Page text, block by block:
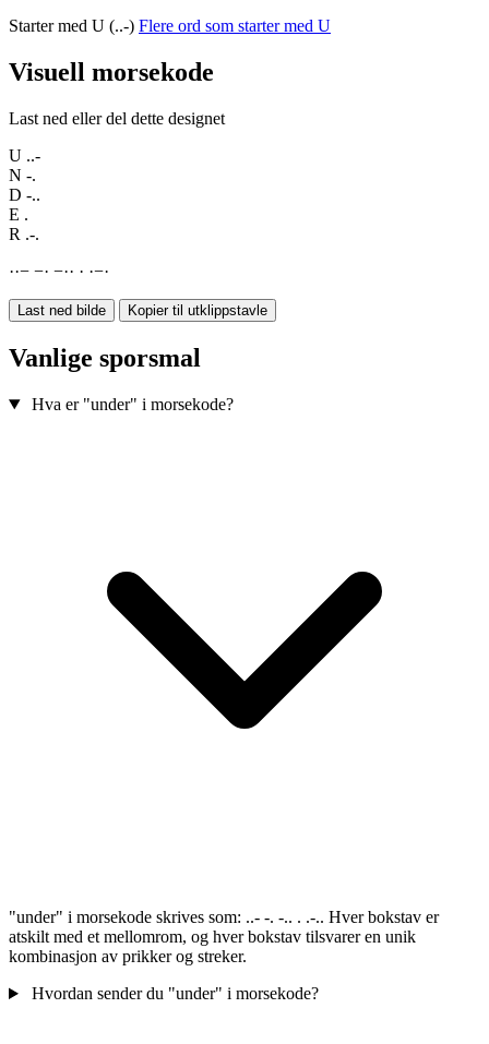
Starter med U (..-) Flere ord som starter med U
Visuell morsekode
Last ned eller del dette designet
U ..-
N -.
D -..
E .
R .-.
··− −· −·· · ·−·
Last ned bilde Kopier til utklippstavle
Vanlige sporsmal
Hva er "under" i morsekode?
"under" i morsekode skrives som: ..- -. -.. . .-.. Hver bokstav er
atskilt med et mellomrom, og hver bokstav tilsvarer en unik
kombinasjon av prikker og streker.
Hvordan sender du "under" i morsekode?